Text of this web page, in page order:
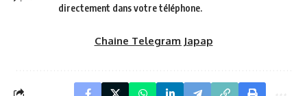
directement dans votre téléphone.
Chaine Telegram Japap